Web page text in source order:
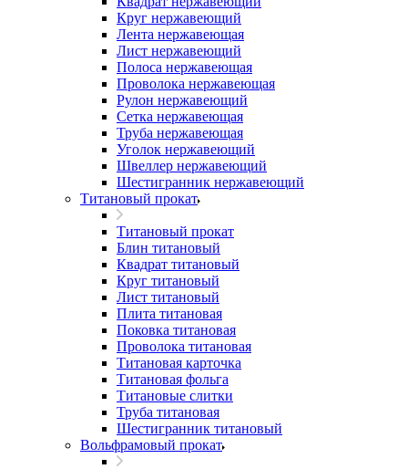
Круг нержавеющий
Лента нержавеющая
Лист нержавеющий
Полоса нержавеющая
Проволока нержавеющая
Рулон нержавеющий
Сетка нержавеющая
Труба нержавеющая
Уголок нержавеющий
Швеллер нержавеющий
Шестигранник нержавеющий
Титановый прокат
Титановый прокат
Блин титановый
Квадрат титановый
Круг титановый
Лист титановый
Плита титановая
Поковка титановая
Проволока титановая
Титановая карточка
Титановая фольга
Титановые слитки
Труба титановая
Шестигранник титановый
Вольфрамовый прокат